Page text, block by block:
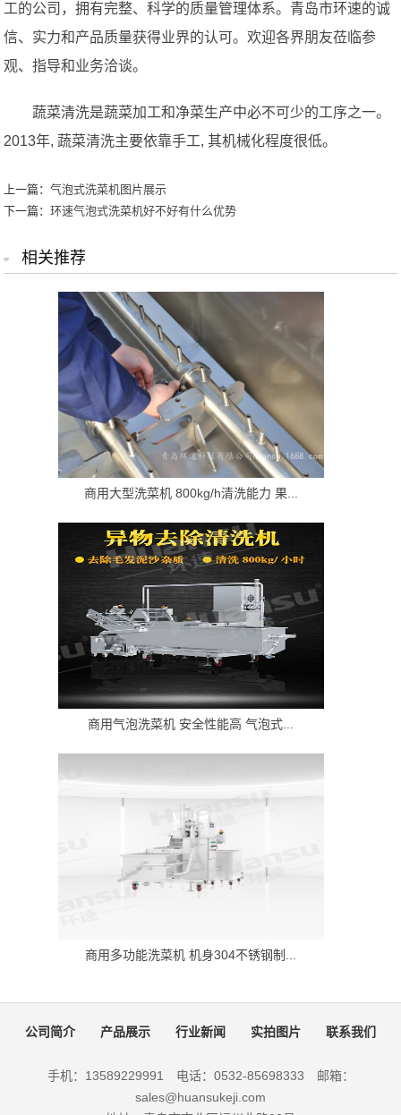
工的公司，拥有完整、科学的质量管理体系。青岛市环速的诚
信、实力和产品质量获得业界的认可。欢迎各界朋友莅临参
观、指导和业务洽谈。
蔬菜清洗是蔬菜加工和净菜生产中必不可少的工序之一。
2013年, 蔬菜清洗主要依靠手工, 其机械化程度很低。
上一篇：气泡式洗菜机图片展示
下一篇：环速气泡式洗菜机好不好有什么优势
相关推荐
商用大型洗菜机 800kg/h清洗能力 果...
商用气泡洗菜机 安全性能高 气泡式...
商用多功能洗菜机 机身304不锈钢制...
公司简介 产品展示 行业新闻 实拍图片 联系我们
手机：13589229991 电话：0532-85698333 邮箱：
sales@huansukeji.com